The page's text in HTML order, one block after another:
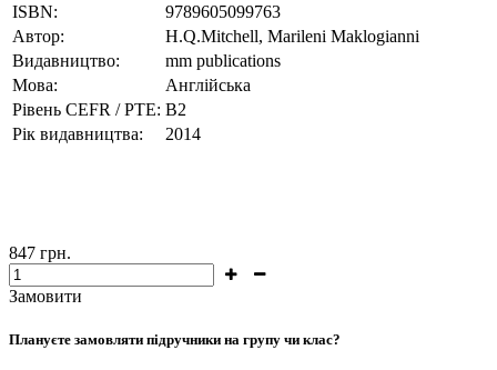
ISBN:
9789605099763
Автор:
H.Q.Mitchell, Marileni Maklogianni
Видавництво:
mm publications
Мова:
Англійська
Рівень CEFR / PTE: В2
Рік видавництва:
2014
847 грн.
Замовити
Плануєте замовляти підручники на групу чи клас?